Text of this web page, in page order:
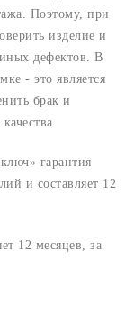
Поэтому, при
изделие и
дефектов. В
- это является
брак и
гарантия
и составляет 12
12 месяцев, за